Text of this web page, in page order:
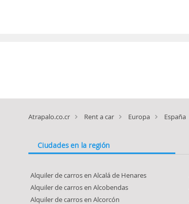
Atrapalo.co.cr Rent a car Europa España
Ciudades en la región
Alquiler de carros en Alcalá de Henares
Alquiler de carros en Alcobendas
Alquiler de carros en Alcorcón